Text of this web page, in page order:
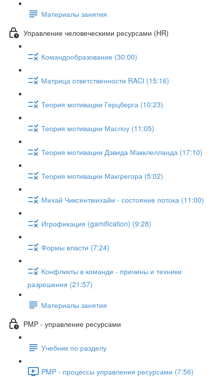
Материалы занятия
Управление человеческими ресурсами (HR)
Командообразование (30:00)
Матрица ответственности RACI (15:16)
Теория мотивации Герцберга (10:23)
Теория мотивации Маслоу (11:05)
Теория мотивации Дэвида Макклелланда (17:10)
Теория мотивации Макгрегора (5:02)
Михай Чиксентмихайи - состояние потока (11:00)
Игрофикация (gamification) (9:28)
Формы власти (7:24)
Конфликты в команде - причины и техники
разрешения (21:57)
Материалы занятия
PMP - управление ресурсами
Учебник по разделу
PMP - процессы управления ресурсами (7:56)